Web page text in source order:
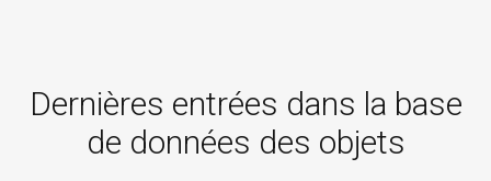
Dernières entrées dans la base
de données des objets